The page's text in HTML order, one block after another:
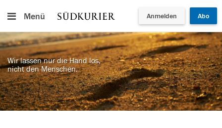
Menü Anmelden Abo
Wir lassen nur die Hand los,
nicht den Menschen.